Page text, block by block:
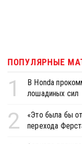
ПОПУЛЯРНЫЕ
1
В Honda
лошадиных сил
2
«Это была бы
перехода